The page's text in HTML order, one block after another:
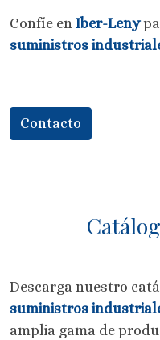
Confíe en Iber-Leny
suministros
Contacto
Descarga nuestro
suministros
amplia gama de